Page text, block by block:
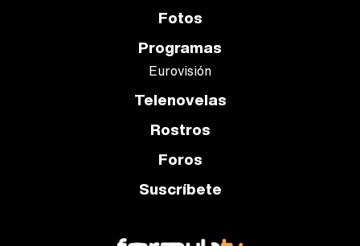
Fotos
Programas
Eurovisión
Telenovelas
Rostros
Foros
Suscríbete